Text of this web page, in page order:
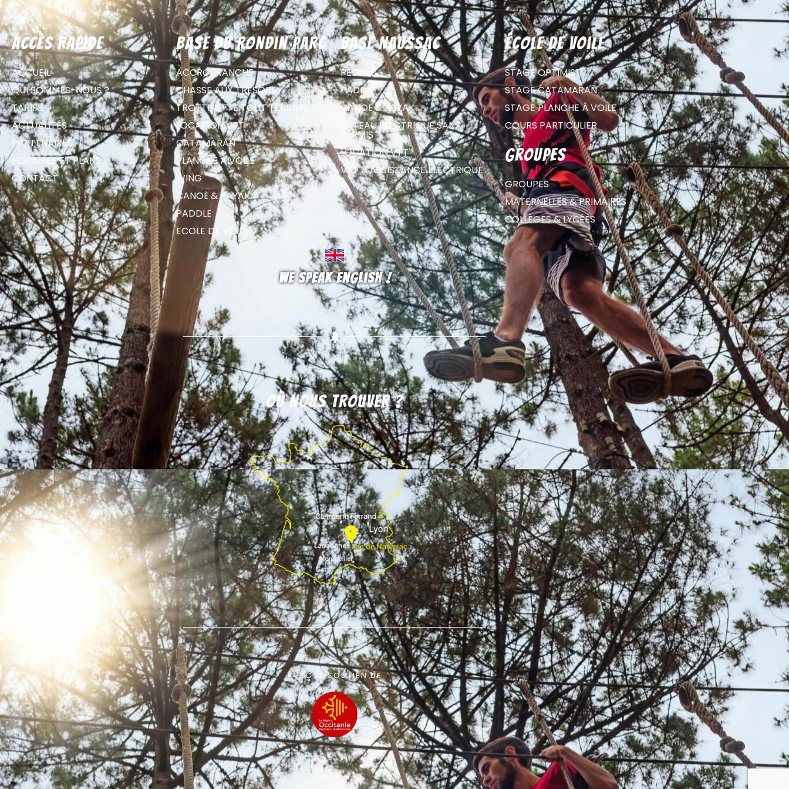
Accès rapide
ACCUEIL
QUI SOMMES-NOUS ?
TARIFS
ACTUALITÉS
PARTENAIRES
HORAIRES ET PLANS
CONTACT
Base du Rondin parc
ACCROBRANCHE
CHASSE AUX TRÉSORS
TROTTINETTE TOUT TERRAIN
LOCATION VTT
CATAMARAN
PLANCHE À VOILE
WING
CANOË & KAYAK
PADDLE
ECOLE DE VOILE
Base Naussac
PÉDALO
PADDLE
CANOË & KAYAK
BATEAU ÉLECTRIQUE SANS
PERMIS
LOCATION VTT
VTT À ASSISTANCE ÉLECTRIQUE
école de voile
STAGE OPTIMIST
STAGE CATAMARAN
STAGE PLANCHE À VOILE
COURS PARTICULIER
groupes
GROUPES
MATERNELLES & PRIMAIRES
COLLÈGES & LYCÉES
We speak english !
Où nous trouver ?
AVEC LE SOUTIEN DE